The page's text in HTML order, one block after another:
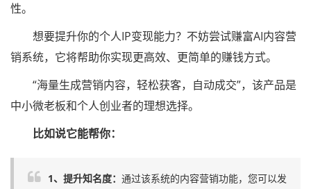
性。
想要提升你的个人IP变现能力？不妨尝试赚富AI内容营
销系统，它将帮助你实现更高效、更简单的赚钱方式。
“海量生成营销内容，轻松获客，自动成交”，该产品是
中小微老板和个人创业者的理想选择。
比如说它能帮你：
1、提升知名度： 通过该系统的内容营销功能，您可以发